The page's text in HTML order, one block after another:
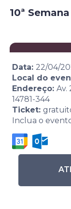
10ª
Data: 22/04/
Local do
Endereço: Av.
14781-344
Ticket:
Inclua o